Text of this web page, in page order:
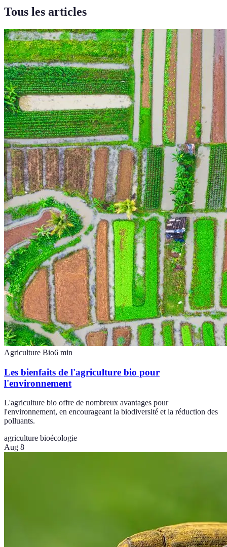
Tous les articles
Agriculture Bio6 min
Les bienfaits de l'agriculture bio pour
l'environnement
L'agriculture bio offre de nombreux avantages pour
l'environnement, en encourageant la biodiversité et la réduction des
polluants.
agriculture bioécologie
Aug 8